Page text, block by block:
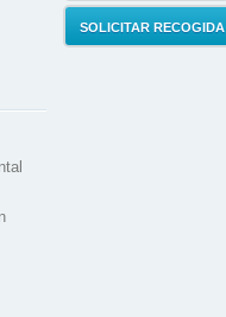
SOLICITAR RECOGIDA